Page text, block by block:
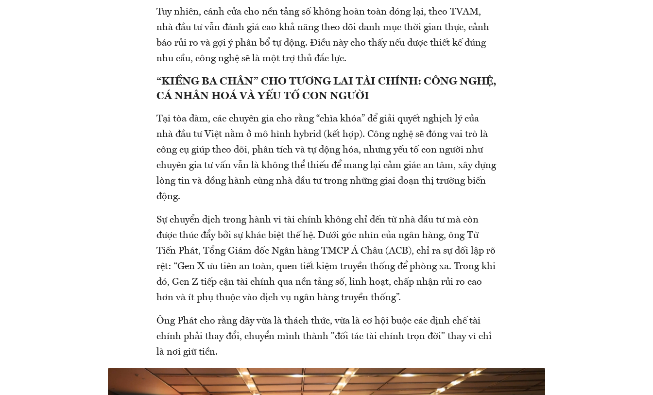
Tuy nhiên, cánh cửa cho nền tảng số không hoàn toàn đóng lại, theo TVAM,
nhà đầu tư vẫn đánh giá cao khả năng theo dõi danh mục thời gian thực, cảnh
báo rủi ro và gợi ý phân bổ tự động. Điều này cho thấy nếu được thiết kế đúng
nhu cầu, công nghệ sẽ là một trợ thủ đắc lực.
“KIỀNG BA CHÂN” CHO TƯƠNG LAI TÀI CHÍNH: CÔNG NGHỆ,
CÁ NHÂN HOÁ VÀ YẾU TỐ CON NGƯỜI
Tại tòa đàm, các chuyên gia cho rằng “chìa khóa” để giải quyết nghịch lý của
nhà đầu tư Việt nằm ở mô hình hybrid (kết hợp). Công nghệ sẽ đóng vai trò là
công cụ giúp theo dõi, phân tích và tự động hóa, nhưng yếu tố con người như
chuyên gia tư vấn vẫn là không thể thiếu để mang lại cảm giác an tâm, xây dựng
lòng tin và đồng hành cùng nhà đầu tư trong những giai đoạn thị trường biến
động.
Sự chuyển dịch trong hành vi tài chính không chỉ đến từ nhà đầu tư mà còn
được thúc đẩy bởi sự khác biệt thế hệ. Dưới góc nhìn của ngân hàng, ông Từ
Tiến Phát, Tổng Giám đốc Ngân hàng TMCP Á Châu (ACB), chỉ ra sự đối lập rõ
rệt: “Gen X ưu tiên an toàn, quen tiết kiệm truyền thống để phòng xa. Trong khi
đó, Gen Z tiếp cận tài chính qua nền tảng số, linh hoạt, chấp nhận rủi ro cao
hơn và ít phụ thuộc vào dịch vụ ngân hàng truyền thống”.
Ông Phát cho rằng đây vừa là thách thức, vừa là cơ hội buộc các định chế tài
chính phải thay đổi, chuyển mình thành "đối tác tài chính trọn đời" thay vì chỉ
là nơi giữ tiền.